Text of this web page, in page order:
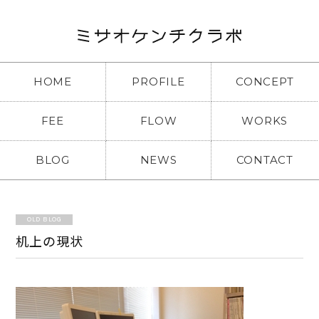
HOME PROFILE CONCEPT
FEE FLOW WORKS
BLOG NEWS CONTACT
OLD BLOG
机上の現状